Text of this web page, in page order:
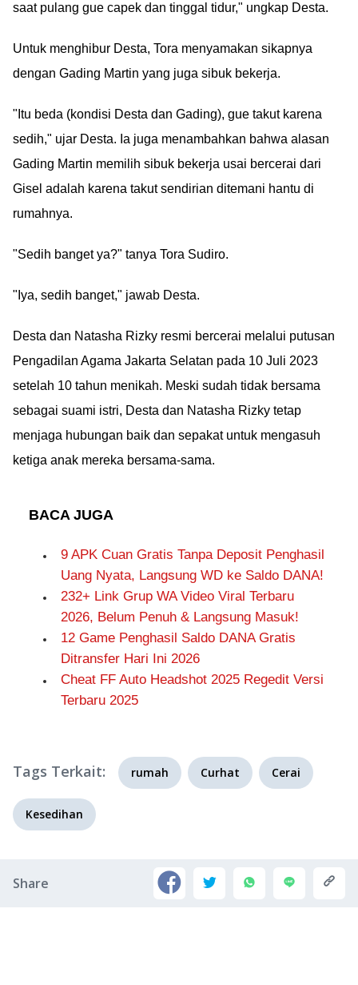
embat. Hadehhhh
saat pulang gue capek dan tinggal tidur," ungkap Desta.
Untuk menghibur Desta, Tora menyamakan sikapnya
dengan Gading Martin yang juga sibuk bekerja.
"Itu beda (kondisi Desta dan Gading), gue takut karena
sedih," ujar Desta. Ia juga menambahkan bahwa alasan
Gading Martin memilih sibuk bekerja usai bercerai dari
Gisel adalah karena takut sendirian ditemani hantu di
rumahnya.
"Sedih banget ya?" tanya Tora Sudiro.
"Iya, sedih banget," jawab Desta.
Desta dan Natasha Rizky resmi bercerai melalui putusan
Pengadilan Agama Jakarta Selatan pada 10 Juli 2023
setelah 10 tahun menikah. Meski sudah tidak bersama
sebagai suami istri, Desta dan Natasha Rizky tetap
menjaga hubungan baik dan sepakat untuk mengasuh
ketiga anak mereka bersama-sama.
BACA JUGA
9 APK Cuan Gratis Tanpa Deposit Penghasil
Uang Nyata, Langsung WD ke Saldo DANA!
232+ Link Grup WA Video Viral Terbaru
2026, Belum Penuh & Langsung Masuk!
12 Game Penghasil Saldo DANA Gratis
Ditransfer Hari Ini 2026
Cheat FF Auto Headshot 2025 Regedit Versi
Terbaru 2025
Tags Terkait: rumah Curhat Cerai
Kesedihan
Share